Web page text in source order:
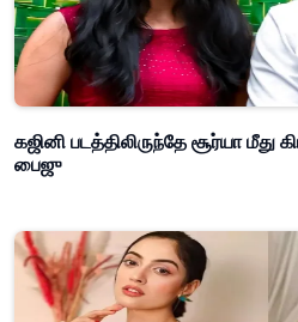
கஜினி படத்திலிருந்தே சூர்யா மீது
பைஜு